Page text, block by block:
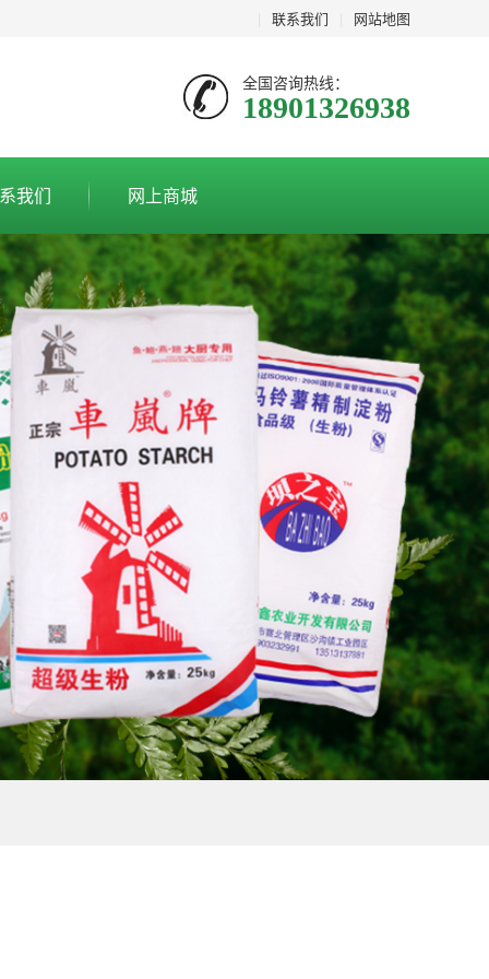
联系我们 网站地图
全国咨询热线：
18901326938
我们 网上商城